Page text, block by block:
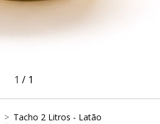
1 / 1
> Tacho 2 Litros - Latão